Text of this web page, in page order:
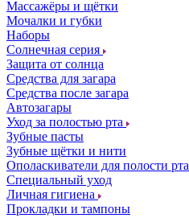
Массажёры и щётки
Мочалки и губки
Наборы
Солнечная серия
Защита от солнца
Средства для загара
Средства после загара
Автозагары
Уход за полостью рта
Зубные пасты
Зубные щётки и нити
Ополаскиватели для полости рта
Специальный уход
Личная гигиена
Прокладки и тампоны